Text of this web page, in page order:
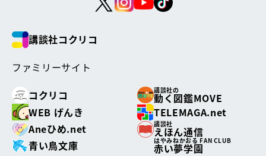
講談社コクリコ
ファミリーサイト
コクリコ
講談社の
動く図鑑MOVE
WEB げんき
TELEMAGA.net
Aneひめ.net
講談社
えほん通信
青い鳥文庫
はやみねかおる FAN CLUB
赤い夢学園